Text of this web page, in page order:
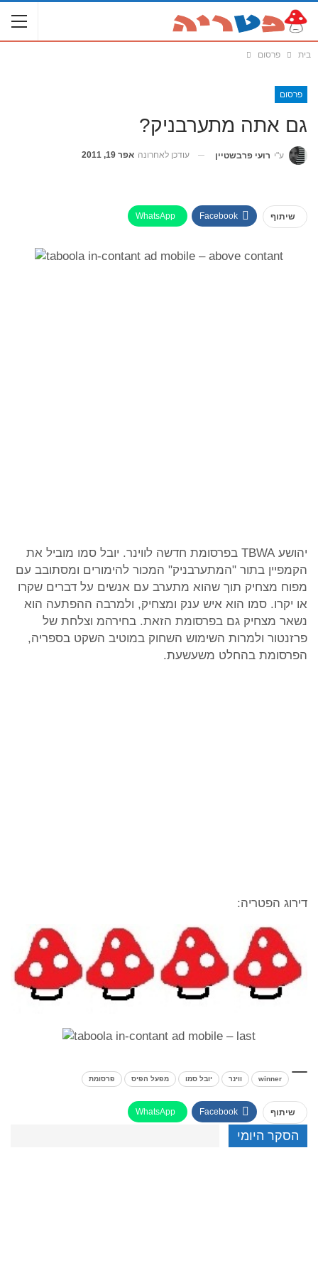
בית פרסום
פרסום
גם אתה מתערבניק?
ע"י רועי פרבשטיין עודכן לאחרונה אפר 19, 2011
שיתוף Facebook
WhatsApp
יהושע TBWA בפרסומת חדשה לווינר. יובל סמו מוביל את
הקמפיין בתור "המתערבניק" המכור להימורים ומסתובב עם
מפוח מצחיק תוך שהוא מתערב עם אנשים על דברים שקרו
או יקרו. סמו הוא איש ענק ומצחיק, ולמרבה ההפתעה הוא
נשאר מצחיק גם בפרסומת הזאת. בחירהמ וצלחת של
פרזנטור ולמרות השימוש השחוק במוטיב השקט בספריה,
הפרסומת בהחלט משעשעת.
דירוג הפטריה:
winner ווינר יובל סמו מפעל הפיס פרסומת
שיתוף Facebook
WhatsApp
הסקר היומי